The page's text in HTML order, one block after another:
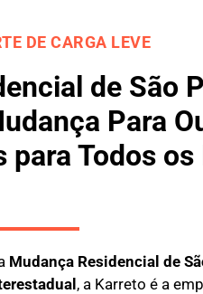
DE CARGA LEVE
de São
Para
para Todos
Mudança Residencial de
, a Karreto é a